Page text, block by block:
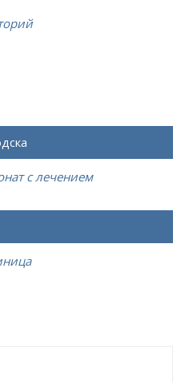
с лечением